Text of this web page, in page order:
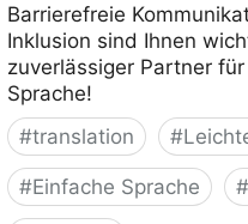
Barrierefreie
Inklusion sind Ihnen
zuverlässiger Partner
Sprache!
#translation #
#Einfache Sprache #